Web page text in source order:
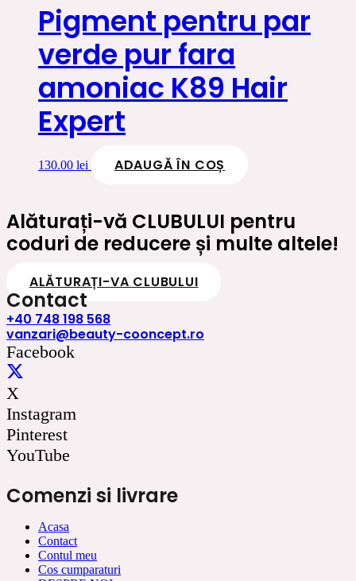
Pigment pentru par
verde pur fara
amoniac K89 Hair
Expert
130.00 lei ADAUGĂ ÎN COȘ
Alăturați-vă CLUBULUI pentru
coduri de reducere și multe altele!
ALĂTURAȚI-VA CLUBULUI
Contact
+40 748 198 568
vanzari@beauty-cooncept.ro
Facebook
X
Instagram
Pinterest
YouTube
Comenzi si livrare
Acasa
Contact
Contul meu
Cos cumparaturi